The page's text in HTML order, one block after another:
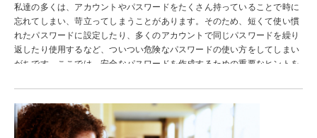
私達の多くは、アカウントやパスワードをたくさん持っていることで時に
忘れてしまい、苛立ってしまうことがあります。そのため、短くて使い慣
れたパスワードに設定したり、多くのアカウントで同じパスワードを繰り
返したり使用するなど、ついつい危険なパスワードの使い方をしてしまい
がちです。ここでは、安全なパスワードを作成するための重要なヒントを